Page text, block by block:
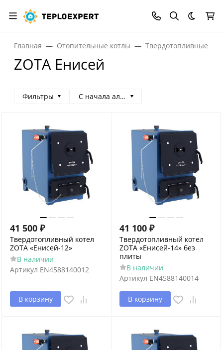
Темная
Главная Отопительные котлы Твердотопливные
ZOTA Енисей
Фильтры С начала алфавита
41 500 ₽
Твердотопливный котел
ZOTA «Енисей-12»
В наличии
Артикул EN4588140012
В корзину
41 100 ₽
Твердотопливный котел
ZOTA «Енисей-14» без
плиты
В наличии
Артикул EN4588140014
В корзину